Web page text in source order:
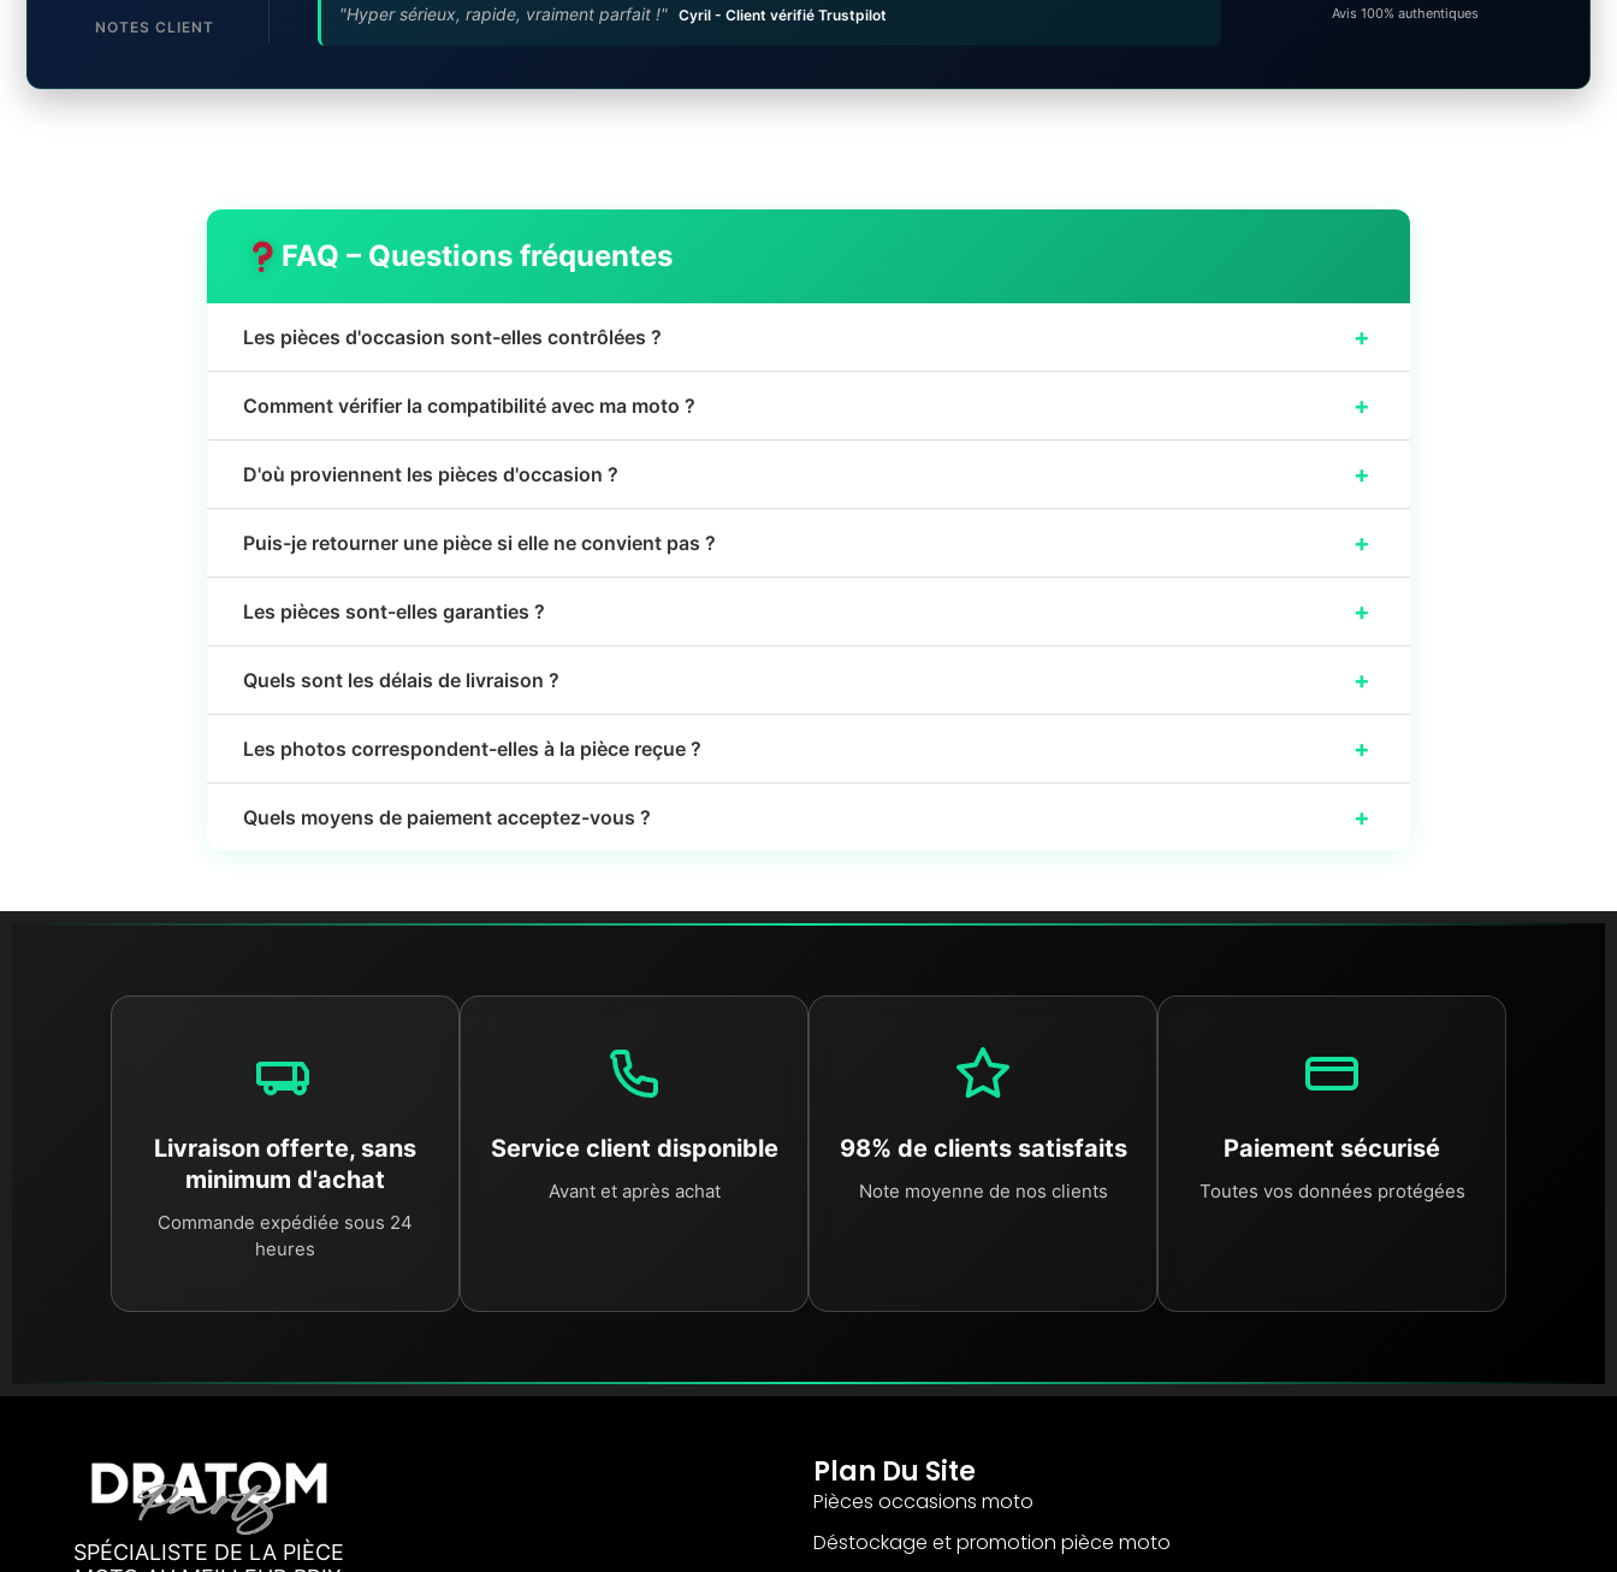
NOTES CLIENT
"Hyper sérieux, rapide, vraiment parfait !" Cyril - Client vérifié Trustpilot Avis 100% authentiques
FAQ – Questions fréquentes
Les pièces d'occasion sont-elles contrôlées ? +
Comment vérifier la compatibilité avec ma moto ? +
D'où proviennent les pièces d'occasion ? +
Puis-je retourner une pièce si elle ne convient pas ? +
Les pièces sont-elles garanties ? +
Quels sont les délais de livraison ? +
Les photos correspondent-elles à la pièce reçue ? +
Quels moyens de paiement acceptez-vous ? +
Livraison offerte, sans
minimum d'achat
Commande expédiée sous 24
heures
Service client disponible
Avant et après achat
98% de clients satisfaits
Note moyenne de nos clients
Paiement sécurisé
Toutes vos données protégées
SPÉCIALISTE DE LA PIÈCE
Plan Du Site
Pièces occasions moto
Déstockage et promotion pièce moto